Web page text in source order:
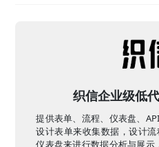
织信企业级低
提供表单、流程、仪表盘、
设计表单来收集数据，设计